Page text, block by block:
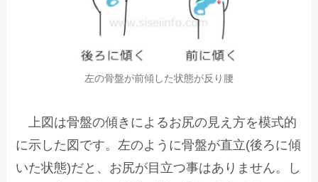
左の骨盤が前傾した状態が反り腰
上図は骨盤の傾きによるお尻の見え方を模式的
に示した図です。左のように骨盤が直立(後ろに傾
いた状態)だと、お尻が目立つ事はありません。し